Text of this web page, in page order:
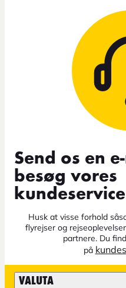
Send os en
besøg vores
Husk at visse forhold
flyrejser og
partnere. Du
på
VALUTA